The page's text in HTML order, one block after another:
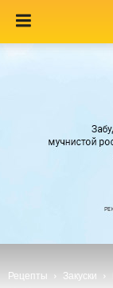
Рецепты Закуски